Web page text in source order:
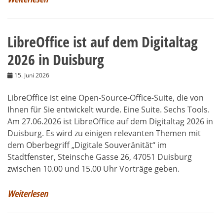
LibreOffice ist auf dem Digitaltag
2026 in Duisburg
15. Juni 2026
LibreOffice ist eine Open-Source-Office-Suite, die von
Ihnen für Sie entwickelt wurde. Eine Suite. Sechs Tools.
Am 27.06.2026 ist LibreOffice auf dem Digitaltag 2026 in
Duisburg. Es wird zu einigen relevanten Themen mit
dem Oberbegriff „Digitale Souveränität“ im
Stadtfenster, Steinsche Gasse 26, 47051 Duisburg
zwischen 10.00 und 15.00 Uhr Vorträge geben.
Weiterlesen